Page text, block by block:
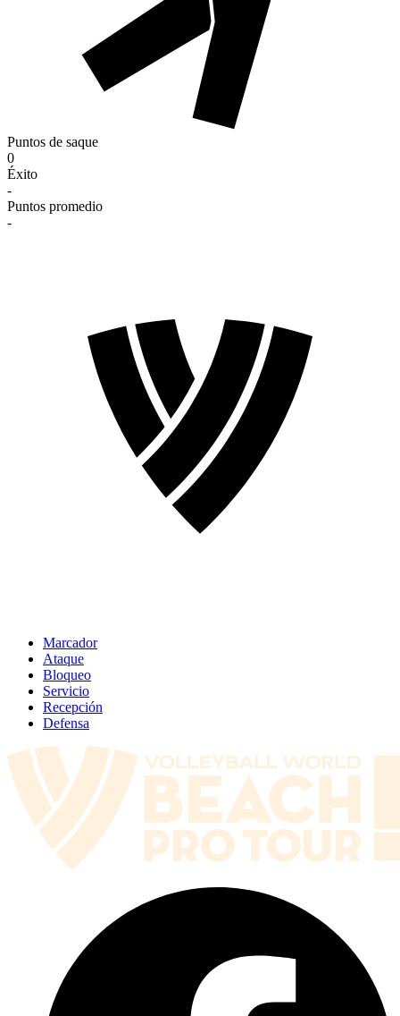
Puntos de saque
0
Éxito
-
Puntos promedio
-
Marcador
Ataque
Bloqueo
Servicio
Recepción
Defensa